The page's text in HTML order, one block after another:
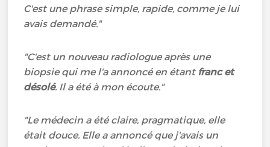
C'est une phrase simple, rapide, comme je lui
avais demandé."
"C'est un nouveau radiologue après une
biopsie qui me l'a annoncé en étant franc et
désolé. Il a été à mon écoute."
"Le médecin a été claire, pragmatique, elle
était douce. Elle a annoncé que j'avais un